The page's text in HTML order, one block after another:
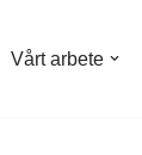
Vårt arbete